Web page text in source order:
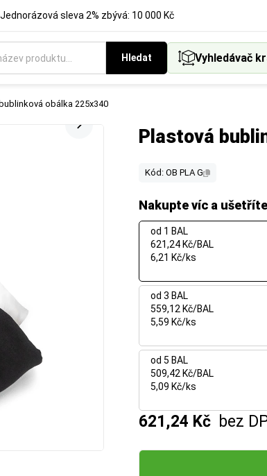
Jednorázová sleva 2% zbývá: 10 000 Kč
Hledat Vyhledávač
obálka 225x340
Plastová
Kód: OB PLA G
Nakupte víc a ušetříte
od 1 BAL
621,24 Kč/BAL
6,21 Kč/ks
od 3 BAL
559,12 Kč/BAL
5,59 Kč/ks
od 5 BAL
509,42 Kč/BAL
5,09 Kč/ks
621,24 Kč bez